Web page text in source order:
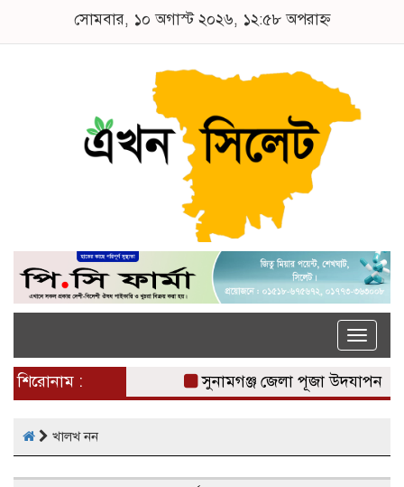
সোমবার, ১০ অগাস্ট ২০২৬, ১২:৫৮ অপরাহ্ন
Toggle
শিরোনাম : সুনামগঞ্জ জেলা পূজা উদযাপন
খালখ নন